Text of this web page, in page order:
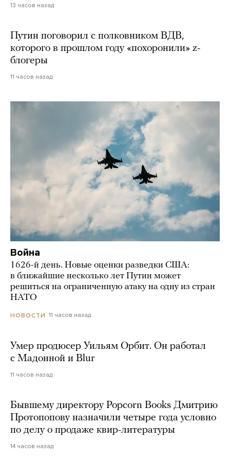
13 часов назад
Путин поговорил с полковником ВДВ,
которого в прошлом году «похоронили» z-
блогеры
11 часов назад
Война
1626-й день. Новые оценки разведки США:
в ближайшие несколько лет Путин может
решиться на ограниченную атаку на одну из стран
НАТО
НОВОСТИ 11 часов назад
Умер продюсер Уильям Орбит. Он работал
с Мадонной и Blur
11 часов назад
Бывшему директору Popcorn Books Дмитрию
Протопопову назначили четыре года условно
по делу о продаже квир-литературы
14 часов назад